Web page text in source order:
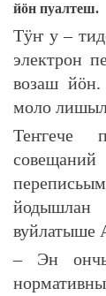
йӧн пуалтеш.
Тӱҥ у –
электрон
возаш
моло лишыл
Теҥгече
вуйлатыше
– Эн